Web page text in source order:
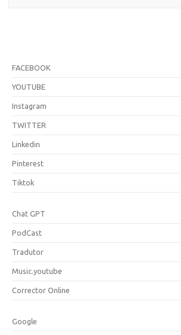
FACEBOOK
YOUTUBE
Instagram
TWITTER
Linkedin
Pinterest
Tiktok
Chat GPT
PodCast
Tradutor
Music.youtube
Corrector Online
Google